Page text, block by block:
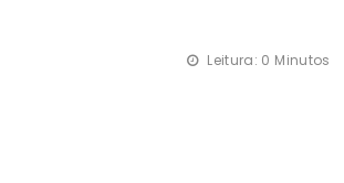
Leitura: 0 Minutos